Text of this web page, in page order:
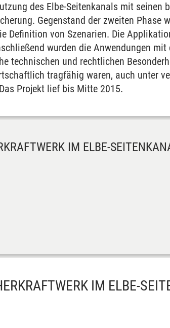
des Elbe-Seitenkanals mit seinen
Gegenstand der zweiten Phase
Definition von Szenarien. Die
wurden die Anwendungen mit
technischen und rechtlichen
tragfähig waren, auch unter
Projekt lief bis Mitte 2015.
IM ELBE-
IM ELBE-